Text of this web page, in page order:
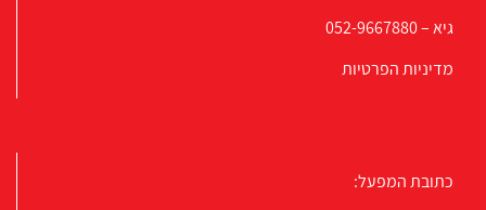
גיא –052-9667880
מדיניות הפרטיות
כתובת המפעל: